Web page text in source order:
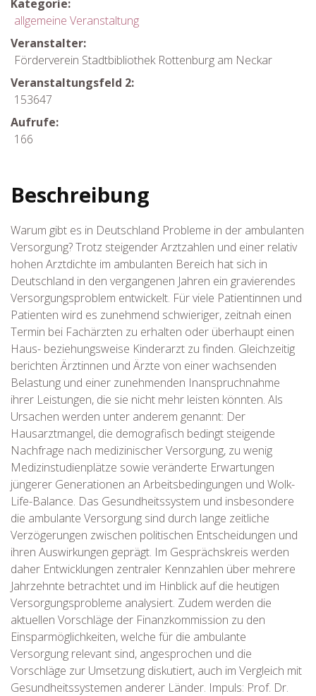
Kategorie:
allgemeine Veranstaltung
Veranstalter:
Förderverein Stadtbibliothek Rottenburg am Neckar
Veranstaltungsfeld 2:
153647
Aufrufe:
166
Beschreibung
Warum gibt es in Deutschland Probleme in der ambulanten
Versorgung? Trotz steigender Arztzahlen und einer relativ
hohen Arztdichte im ambulanten Bereich hat sich in
Deutschland in den vergangenen Jahren ein gravierendes
Versorgungsproblem entwickelt. Für viele Patientinnen und
Patienten wird es zunehmend schwieriger, zeitnah einen
Termin bei Fachärzten zu erhalten oder überhaupt einen
Haus- beziehungsweise Kinderarzt zu finden. Gleichzeitig
berichten Ärztinnen und Ärzte von einer wachsenden
Belastung und einer zunehmenden Inanspruchnahme
ihrer Leistungen, die sie nicht mehr leisten könnten. Als
Ursachen werden unter anderem genannt: Der
Hausarztmangel, die demografisch bedingt steigende
Nachfrage nach medizinischer Versorgung, zu wenig
Medizinstudienplätze sowie veränderte Erwartungen
jüngerer Generationen an Arbeitsbedingungen und Wolk-
Life-Balance. Das Gesundheitssystem und insbesondere
die ambulante Versorgung sind durch lange zeitliche
Verzögerungen zwischen politischen Entscheidungen und
ihren Auswirkungen geprägt. Im Gesprächskreis werden
daher Entwicklungen zentraler Kennzahlen über mehrere
Jahrzehnte betrachtet und im Hinblick auf die heutigen
Versorgungsprobleme analysiert. Zudem werden die
aktuellen Vorschläge der Finanzkommission zu den
Einsparmöglichkeiten, welche für die ambulante
Versorgung relevant sind, angesprochen und die
Vorschläge zur Umsetzung diskutiert, auch im Vergleich mit
Gesundheitssystemen anderer Länder. Impuls: Prof. Dr.